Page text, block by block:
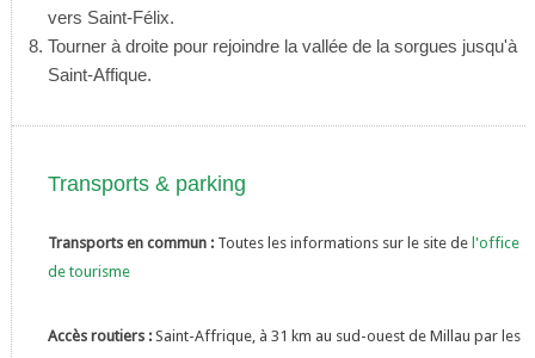
vers Saint-Félix.
Tourner à droite pour rejoindre la vallée de la sorgues jusqu'à
Saint-Affique.
Transports & parking
Transports en commun : Toutes les informations sur le site de l'office
de tourisme
Accès routiers : Saint-Affrique, à 31 km au sud-ouest de Millau par les